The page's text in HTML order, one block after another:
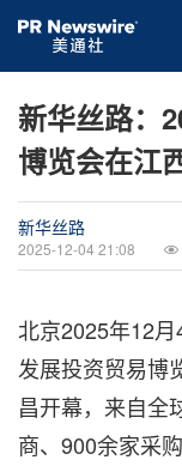
新华丝路：
博览会在江
新华丝路
2025-12-04 21:08
北京2025年12月
发展投资贸易博
昌开幕，来自全
商、900余家采